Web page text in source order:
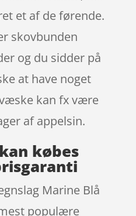
et af de førende.
skovbunden
og du sidder på
at have noget
kan fx være
af appelsin.
købes
Marine Blå
populære